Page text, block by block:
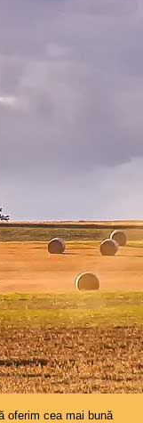
oferim cea mai bună